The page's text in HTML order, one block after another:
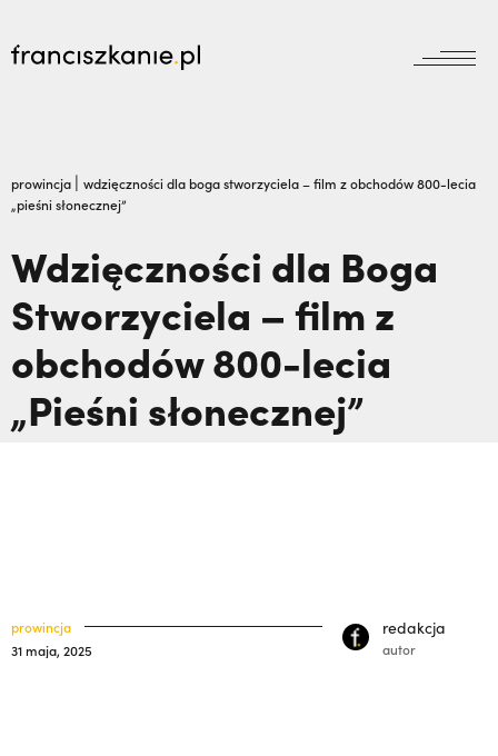
jubileusz
wydarzenia
dokumenty
biblioteka
prowincja
wydarzenia
prowincja
powołanie
dzieła
ochrona małoletnich
zakon
bracia mniejsi
reguła i życie
franciszek
księgarnia
wesprzyj
Wyszukiwarka
najczęściej wyszukiwane
Kalwaria Pacławska zaprasza na Wielki
prowincja | wdzięczności dla boga stworzyciela – film z obchodów 800-lecia
„pieśni słonecznej”
Wdzięczności dla Boga
Stworzyciela – film z
obchodów 800-lecia
„Pieśni słonecznej”
prowincja
31 maja, 2025
redakcja
autor